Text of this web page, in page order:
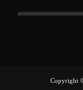
Copyright